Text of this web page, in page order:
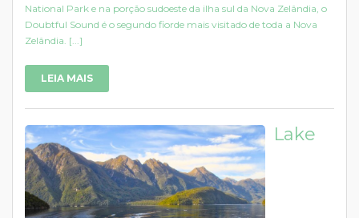
National Park e na porção sudoeste da ilha sul da Nova Zelândia, o
Doubtful Sound é o segundo fiorde mais visitado de toda a Nova
Zelândia. [...]
LEIA MAIS
Lake